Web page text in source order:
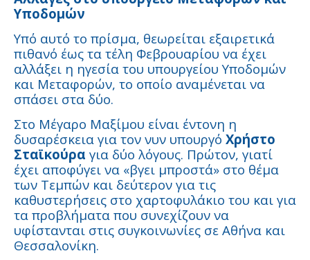
Υποδομών
Υπό αυτό το πρίσμα, θεωρείται εξαιρετικά
πιθανό έως τα τέλη Φεβρουαρίου να έχει
αλλάξει η ηγεσία του υπουργείου Υποδομών
και Μεταφορών, το οποίο αναμένεται να
σπάσει στα δύο.
Στο Μέγαρο Μαξίμου είναι έντονη η
δυσαρέσκεια για τον νυν υπουργό Χρήστο
Σταϊκούρα για δύο λόγους. Πρώτον, γιατί
έχει αποφύγει να «βγει μπροστά» στο θέμα
των Τεμπών και δεύτερον για τις
καθυστερήσεις στο χαρτοφυλάκιο του και για
τα προβλήματα που συνεχίζουν να
υφίστανται στις συγκοινωνίες σε Αθήνα και
Θεσσαλονίκη.